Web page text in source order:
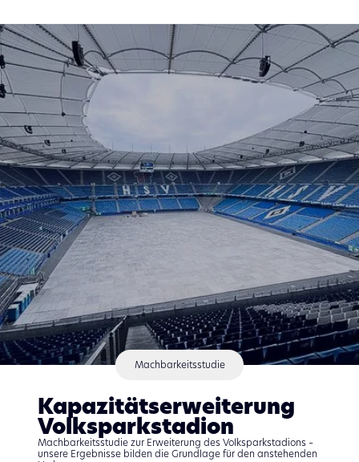
Machbarkeitsstudie
Kapazitätserweiterung
Volksparkstadion
Machbarkeitsstudie zur Erweiterung des Volksparkstadions –
unsere Ergebnisse bilden die Grundlage für den anstehenden